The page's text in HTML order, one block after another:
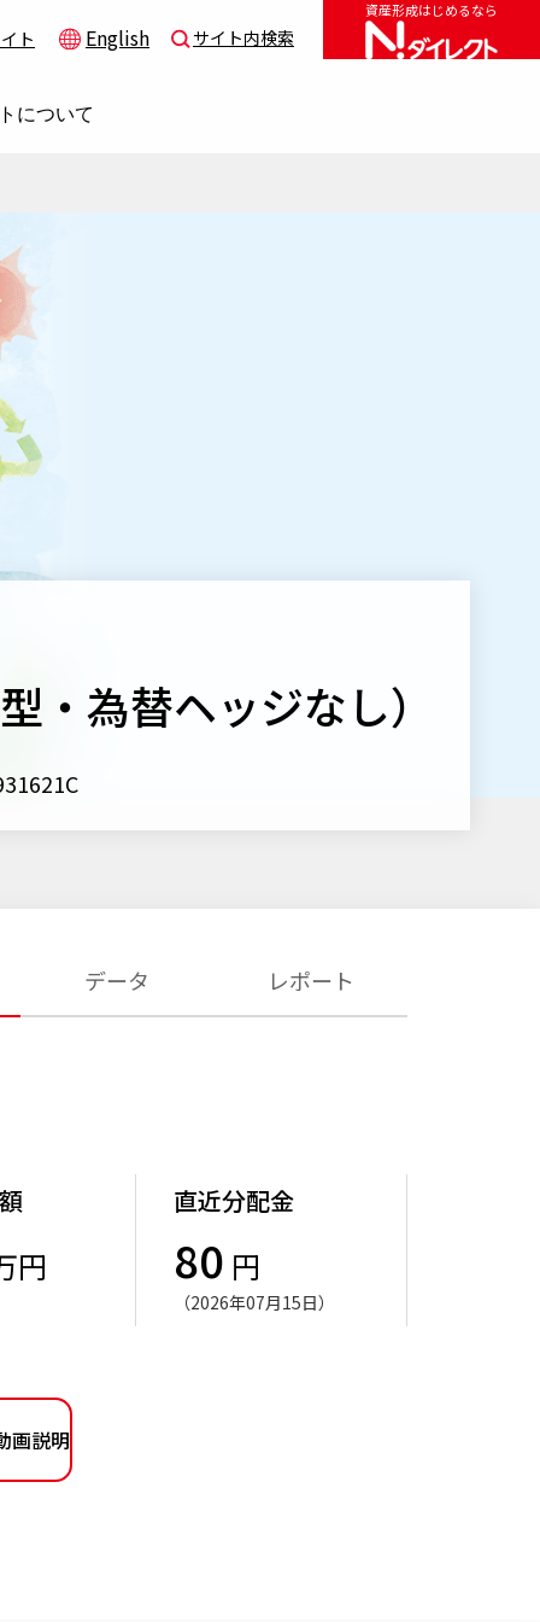
ト English サイト内検索
について
資産形成はじめるなら
・為替ヘッジなし）
データ レポート
円
直近分配金
80 円
（2026年07月15日）
画説明